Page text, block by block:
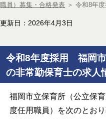
職員）募集・合格発表 ＞ 令和8年
更新日：2026年4月3日
令和8年度採用 福岡市
の非常勤保育士の求人
福岡市立保育所（公立保
度任用職員）を次のとおり